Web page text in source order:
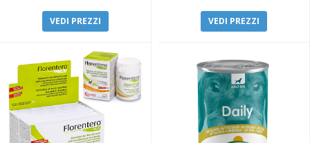
VEDI PREZZI VEDI PREZZI